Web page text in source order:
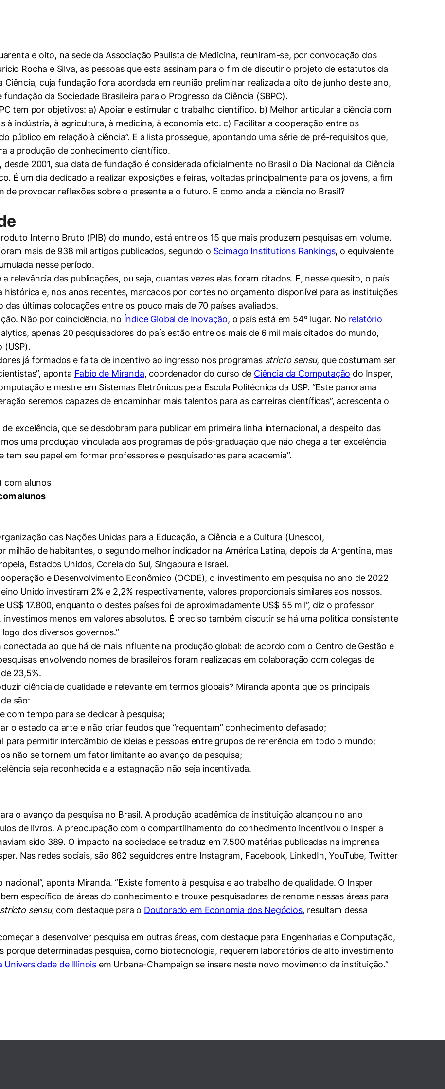
e oito, na sede da Associação Paulista de Medicina, reuniram-se, por convocação dos
Rocha e Silva, as pessoas que esta assinam para o fim de discutir o projeto de estatutos da
Ciência, cuja fundação fora acordada em reunião preliminar realizada a oito de junho deste ano,
fundação da Sociedade Brasileira para o Progresso da Ciência (SBPC).
tem por objetivos: a) Apoiar e estimular o trabalho científico. b) Melhor articular a ciência com
à indústria, à agricultura, à medicina, à economia etc. c) Facilitar a cooperação entre os
público em relação à ciência”. E a lista prossegue, apontando uma série de pré-requisitos que,
a produção de conhecimento científico.
2001, sua data de fundação é considerada oficialmente no Brasil o Dia Nacional da Ciência
É um dia dedicado a realizar exposições e feiras, voltadas principalmente para os jovens, a fim
de provocar reflexões sobre o presente e o futuro. E como anda a ciência no Brasil?
Interno Bruto (PIB) do mundo, está entre os 15 que mais produzem pesquisas em volume.
mais de 938 mil artigos publicados, segundo o Scimago Institutions Rankings, o equivalente
nesse período.
relevância das publicações, ou seja, quantas vezes elas foram citados. E, nesse quesito, o país
histórica e, nos anos recentes, marcados por cortes no orçamento disponível para as instituições
das últimas colocações entre os pouco mais de 70 países avaliados.
Não por coincidência, no Índice Global de Inovação, o país está em 54º lugar. No relatório
apenas 20 pesquisadores do país estão entre os mais de 6 mil mais citados do mundo,
(USP).
já formados e falta de incentivo ao ingresso nos programas stricto sensu, que costumam ser
aponta Fabio de Miranda, coordenador do curso de Ciência da Computação do Insper,
e mestre em Sistemas Eletrônicos pela Escola Politécnica da USP. “Este panorama
seremos capazes de encaminhar mais talentos para as carreiras científicas”, acrescenta o
excelência, que se desdobram para publicar em primeira linha internacional, a despeito das
uma produção vinculada aos programas de pós-graduação que não chega a ter excelência
seu papel em formar professores e pesquisadores para academia”.
alunos
das Nações Unidas para a Educação, a Ciência e a Cultura (Unesco),
milhão de habitantes, o segundo melhor indicador na América Latina, depois da Argentina, mas
Estados Unidos, Coreia do Sul, Singapura e Israel.
e Desenvolvimento Econômico (OCDE), o investimento em pesquisa no ano de 2022
Unido investiram 2% e 2,2% respectivamente, valores proporcionais similares aos nossos.
17.800, enquanto o destes países foi de aproximadamente US$ 55 mil”, diz o professor
menos em valores absolutos. É preciso também discutir se há uma política consistente
dos diversos governos.”
ao que há de mais influente na produção global: de acordo com o Centro de Gestão e
envolvendo nomes de brasileiros foram realizadas em colaboração com colegas de
23,5%.
ciência de qualidade e relevante em termos globais? Miranda aponta que os principais
são:
com tempo para se dedicar à pesquisa;
o estado da arte e não criar feudos que “requentam” conhecimento defasado;
para permitir intercâmbio de ideias e pessoas entre grupos de referência em todo o mundo;
não se tornem um fator limitante ao avanço da pesquisa;
seja reconhecida e a estagnação não seja incentivada.
o avanço da pesquisa no Brasil. A produção acadêmica da instituição alcançou no ano
de livros. A preocupação com o compartilhamento do conhecimento incentivou o Insper a
sido 389. O impacto na sociedade se traduz em 7.500 matérias publicadas na imprensa
Nas redes sociais, são 862 seguidores entre Instagram, Facebook, LinkedIn, YouTube, Twitter
aponta Miranda. “Existe fomento à pesquisa e ao trabalho de qualidade. O Insper
específico de áreas do conhecimento e trouxe pesquisadores de renome nessas áreas para
stricto sensu, com destaque para o Doutorado em Economia dos Negócios, resultam dessa
a desenvolver pesquisa em outras áreas, com destaque para Engenharias e Computação,
porque determinadas pesquisa, como biotecnologia, requerem laboratórios de alto investimento
Universidade de Illinois em Urbana-Champaign se insere neste novo movimento da instituição.”
necessários
de usuário